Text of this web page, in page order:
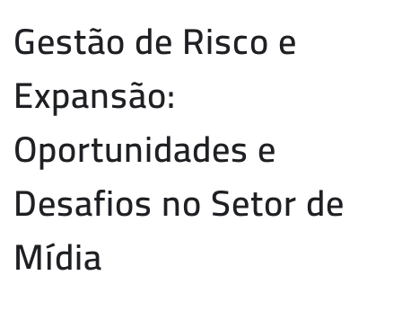
Gestão de Risco e
Expansão:
Oportunidades e
Desafios no Setor de
Mídia